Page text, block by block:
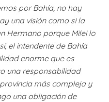
por Bahía, no hay
una visión como si la
Hermano porque Milei lo
el intendente de Bahía
enorme que es
una responsabilidad
más compleja y
una obligación de